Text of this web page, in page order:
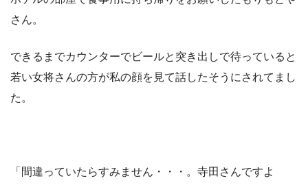
さん。
できるまでカウンターでビールと突き出しで待っていると
若い女将さんの方が私の顔を見て話したそうにされてまし
た。
「間違っていたらすみません・・・。寺田さんですよ